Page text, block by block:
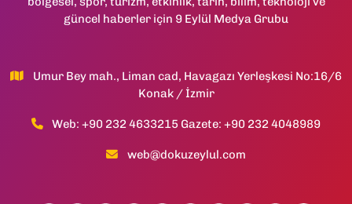
güncel haberler için 9 Eylül Medya Grubu
Umur Bey mah., Liman cad, Havagazı Yerleşkesi No:16/6
Konak / İzmir
Web: +90 232 4633215 Gazete: +90 232 4048989
web@dokuzeylul.com